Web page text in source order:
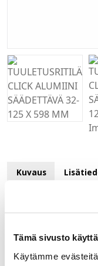
Tämä sivusto
Käytämme
Kuvaus
Kuvaus
Säädettävä;
mm, pituus 598